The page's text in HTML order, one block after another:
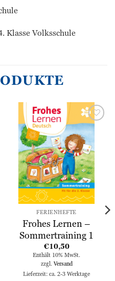
Klasse Volksschule
Zur
Wunschliste
hinzufügen
FERIENHEFTE
Frohes Lernen –
Sommertraining 1
€10,50
Enthält 10% MwSt.
zzgl. Versand
Lieferzeit: ca. 2-3 Werktage